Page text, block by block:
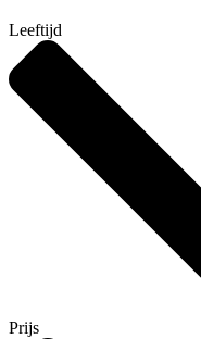
Leeftijd
Prijs